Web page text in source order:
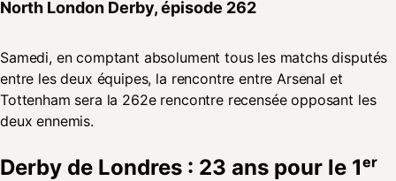
North London Derby, épisode 262
Samedi, en comptant absolument tous les matchs disputés
entre les deux équipes, la rencontre entre Arsenal et
Tottenham sera la 262e rencontre recensée opposant les
deux ennemis.
Derby de Londres : 23 ans pour le 1ᵉʳ